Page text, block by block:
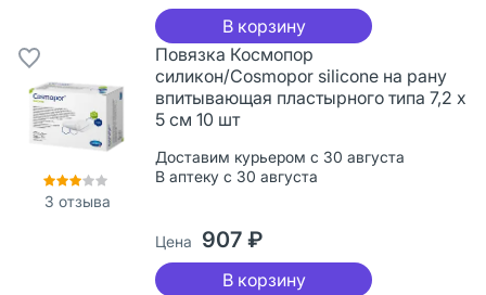
В корзину
3 отзыва
Повязка Космопор
силикон/Cosmopor silicone на рану
впитывающая пластырного типа 7,2 х
5 см 10 шт
Доставим курьером с 30 августа
В аптеку с 30 августа
Цена 907 ₽
В корзину